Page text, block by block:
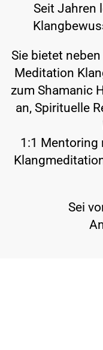
Seit Jahren
Sie bietet
Meditation
zum Shamanic
an, Spirituelle
1:1 Mentoring
Sei